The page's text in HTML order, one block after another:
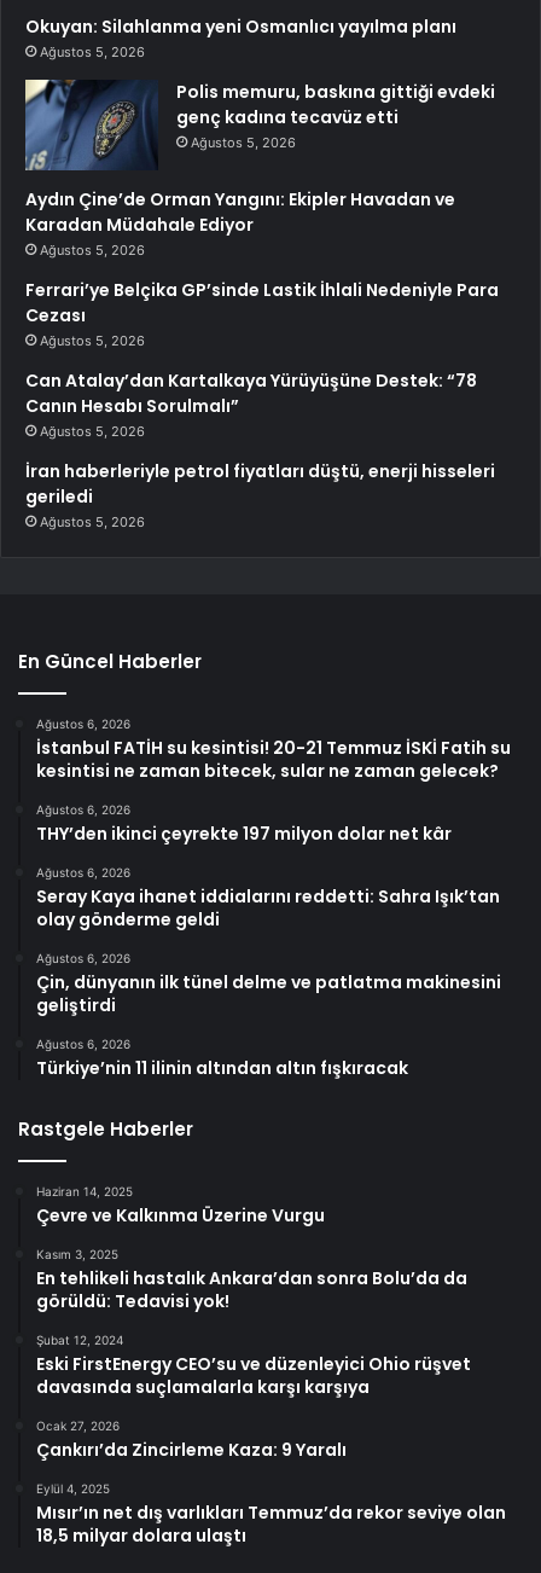
Okuyan: Silahlanma yeni Osmanlıcı yayılma planı
Ağustos 5, 2026
Polis memuru, baskına gittiği evdeki
genç kadına tecavüz etti
Ağustos 5, 2026
Aydın Çine’de Orman Yangını: Ekipler Havadan ve
Karadan Müdahale Ediyor
Ağustos 5, 2026
Ferrari’ye Belçika GP’sinde Lastik İhlali Nedeniyle Para
Cezası
Ağustos 5, 2026
Can Atalay’dan Kartalkaya Yürüyüşüne Destek: “78
Canın Hesabı Sorulmalı”
Ağustos 5, 2026
İran haberleriyle petrol fiyatları düştü, enerji hisseleri
geriledi
Ağustos 5, 2026
En Güncel Haberler
Ağustos 6, 2026
İstanbul FATİH su kesintisi! 20-21 Temmuz İSKİ Fatih su
kesintisi ne zaman bitecek, sular ne zaman gelecek?
Ağustos 6, 2026
THY’den ikinci çeyrekte 197 milyon dolar net kâr
Ağustos 6, 2026
Seray Kaya ihanet iddialarını reddetti: Sahra Işık’tan
olay gönderme geldi
Ağustos 6, 2026
Çin, dünyanın ilk tünel delme ve patlatma makinesini
geliştirdi
Ağustos 6, 2026
Türkiye’nin 11 ilinin altından altın fışkıracak
Rastgele Haberler
Haziran 14, 2025
Çevre ve Kalkınma Üzerine Vurgu
Kasım 3, 2025
En tehlikeli hastalık Ankara’dan sonra Bolu’da da
görüldü: Tedavisi yok!
Şubat 12, 2024
Eski FirstEnergy CEO’su ve düzenleyici Ohio rüşvet
davasında suçlamalarla karşı karşıya
Ocak 27, 2026
Çankırı’da Zincirleme Kaza: 9 Yaralı
Eylül 4, 2025
Mısır’ın net dış varlıkları Temmuz’da rekor seviye olan
18,5 milyar dolara ulaştı